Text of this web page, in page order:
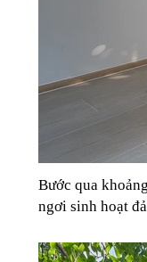
Bước qua
ngơi sinh hoạt